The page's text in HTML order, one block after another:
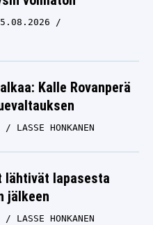
Kalle Rovanperä
LASSE HONKANEN
lähtivät lapasesta
jälkeen
LASSE HONKANEN